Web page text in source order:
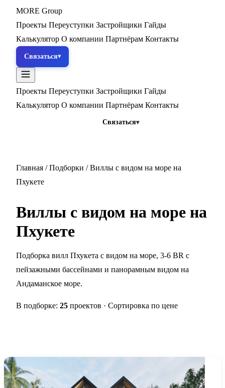
MORE Group
Проекты Переуступки Застройщики Гайды
Калькулятор О компании Партнёрам Контакты
Связаться
Проекты Переуступки Застройщики Гайды
Калькулятор О компании Партнёрам Контакты
Связаться
Главная / Подборки / Виллы с видом на море на
Пхукете
Виллы с видом на море на
Пхукете
Подборка вилл Пхукета с видом на море, 3-6 BR с
пейзажными бассейнами и панорамным видом на
Андаманское море.
В подборке: 25 проектов · Сортировка по цене